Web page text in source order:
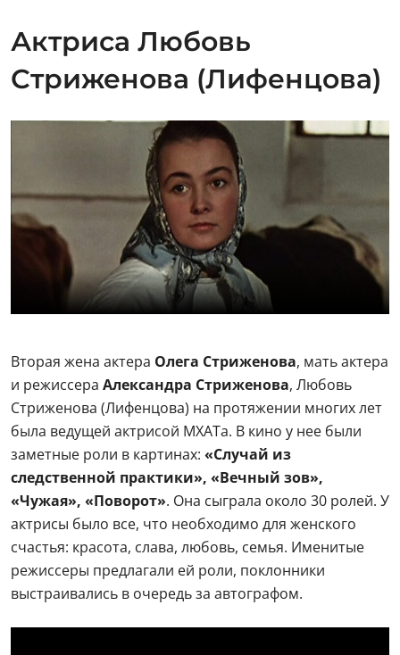
Актриса Любовь
Стриженова (Лифенцова)
Вторая жена актера Олега Стриженова, мать актера
и режиссера Александра Стриженова, Любовь
Стриженова (Лифенцова) на протяжении многих лет
была ведущей актрисой МХАТа. В кино у нее были
заметные роли в картинах: «Случай из
следственной практики», «Вечный зов»,
«Чужая», «Поворот». Она сыграла около 30 ролей. У
актрисы было все, что необходимо для женского
счастья: красота, слава, любовь, семья. Именитые
режиссеры предлагали ей роли, поклонники
выстраивались в очередь за автографом.